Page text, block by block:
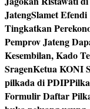
JatengSlamet
Tingkatkan
Pemprov Jateng
Kesembilan, Kado
SragenKetua KONI
pilkada di PDIP
Formulir Daftar